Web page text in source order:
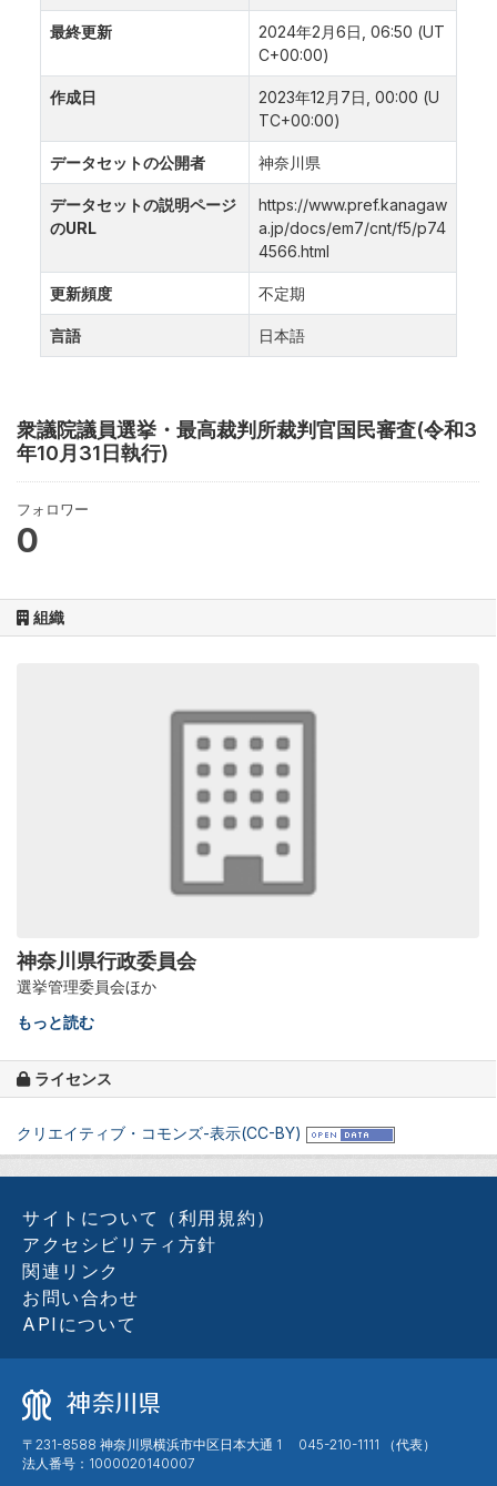
衆議院議員選挙・最高裁判所裁判官国民審査(令和3
年10月31日執行)
フォロワー
0
組織
神奈川県行政委員会
選挙管理委員会ほか
もっと読む
ライセンス
クリエイティブ・コモンズ-表示(CC-BY)
最終更新
2024年2月6日, 06:50 (UT
C+00:00)
作成日
2023年12月7日, 00:00 (U
TC+00:00)
データセットの公開者 神奈川県
データセットの説明ページ
のURL
https://www.pref.kanagaw
a.jp/docs/em7/cnt/f5/p74
4566.html
更新頻度 不定期
言語 日本語
サイトについて（利用規約）
アクセシビリティ方針
関連リンク
お問い合わせ
APIについて
〒231-8588 神奈川県横浜市中区日本大通 1 045-210-1111 （代表）
法人番号：1000020140007